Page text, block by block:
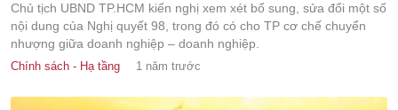
Chủ tịch UBND TP.HCM kiến nghị xem xét bổ sung, sửa đổi một số
nội dung của Nghị quyết 98, trong đó có cho TP cơ chế chuyển
nhượng giữa doanh nghiệp – doanh nghiệp.
Chính sách - Hạ tầng 1 năm trước